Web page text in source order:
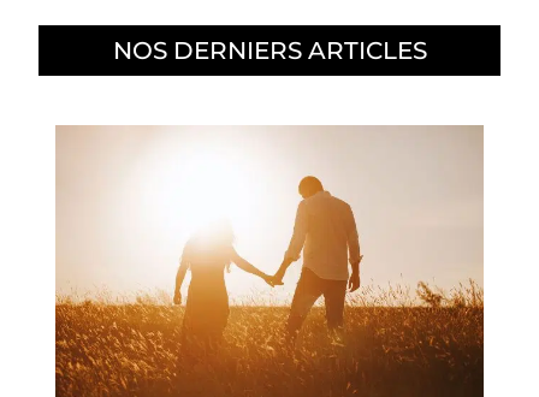
NOS DERNIERS ARTICLES